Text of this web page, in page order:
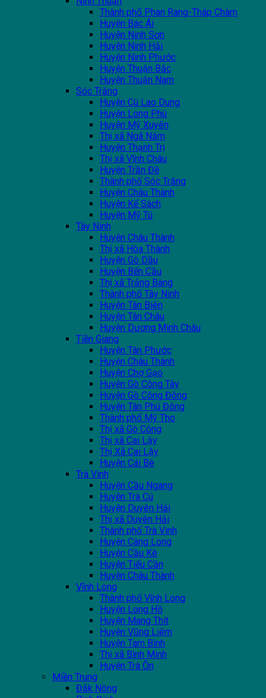
Thành phố Phan Rang-Tháp Chàm
Huyện Bác Ái
Huyện Ninh Sơn
Huyện Ninh Hải
Huyện Ninh Phước
Huyện Thuận Bắc
Huyện Thuận Nam
Sóc Trăng
Huyện Cù Lao Dung
Huyện Long Phú
Huyện Mỹ Xuyên
Thị xã Ngã Năm
Huyện Thạnh Trị
Thị xã Vĩnh Châu
Huyện Trần Đề
Thành phố Sóc Trăng
Huyện Châu Thành
Huyện Kế Sách
Huyện Mỹ Tú
Tây Ninh
Huyện Châu Thành
Thị xã Hòa Thành
Huyện Gò Dầu
Huyện Bến Cầu
Thị xã Trảng Bàng
Thành phố Tây Ninh
Huyện Tân Biên
Huyện Tân Châu
Huyện Dương Minh Châu
Tiền Giang
Huyện Tân Phước
Huyện Châu Thành
Huyện Chợ Gạo
Huyện Gò Công Tây
Huyện Gò Công Đông
Huyện Tân Phú Đông
Thành phố Mỹ Tho
Thị xã Gò Công
Thị xã Cai Lậy
Thị Xã Cai Lậy
Huyện Cái Bè
Trà Vinh
Huyện Cầu Ngang
Huyện Trà Cú
Huyện Duyên Hải
Thị xã Duyên Hải
Thành phố Trà Vinh
Huyện Càng Long
Huyện Cầu Kè
Huyện Tiểu Cần
Huyện Châu Thành
Vĩnh Long
Thành phố Vĩnh Long
Huyện Long Hồ
Huyện Mang Thít
Huyện Vũng Liêm
Huyện Tam Bình
Thị xã Bình Minh
Huyện Trà Ôn
Miền Trung
Đắk Nông